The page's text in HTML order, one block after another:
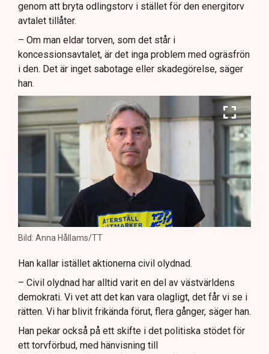
genom att bryta odlingstorv i stället för den energitorv
avtalet tillåter.
– Om man eldar torven, som det står i
koncessionsavtalet, är det inga problem med ogräsfrön
i den. Det är inget sabotage eller skadegörelse, säger
han.
Bild: Anna Hållams/TT
Han kallar istället aktionerna civil olydnad.
– Civil olydnad har alltid varit en del av västvärldens
demokrati. Vi vet att det kan vara olagligt, det får vi se i
rätten. Vi har blivit frikända förut, flera gånger, säger han.
Han pekar också på ett skifte i det politiska stödet för
ett torvförbud, med hänvisning till